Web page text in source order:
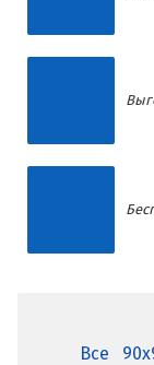
Все